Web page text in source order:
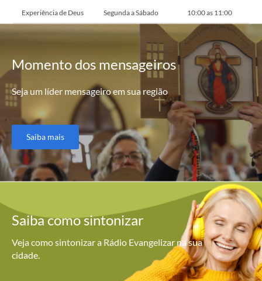
Experiência de Deus Segunda a Sábado 10:00 as 11:00
Momentodos mensageiros
Seja um líder mensageiro em sua região
Saiba mais
Saiba comosintonizar
Veja como sintonizar a Rádio Evangelizar na sua
cidade.